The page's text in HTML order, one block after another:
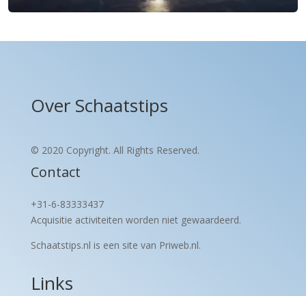
Over Schaatstips
© 2020 Copyright. All Rights Reserved.
Contact
+31-6-83333437
Acquisitie activiteiten worden niet gewaardeerd.
Schaatstips.nl is een site van Priweb.nl.
Links